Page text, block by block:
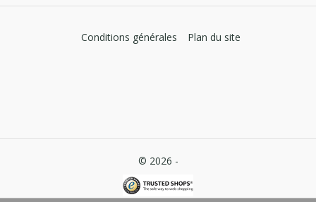
© 2026 -
Conditions générales Plan du site